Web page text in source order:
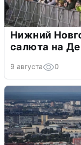
Нижний
салюта на
9 августа 0